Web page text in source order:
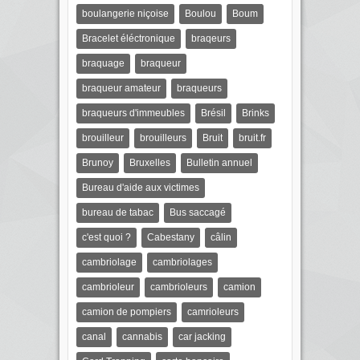
boulangerie niçoise Boulou Boum
Bracelet éléctronique braqeurs
braquage braqueur
braqueur amateur braqueurs
braqueurs d'immeubles Brésil Brinks
brouilleur brouilleurs Bruit bruit.fr
Brunoy Bruxelles Bulletin annuel
Bureau d'aide aux victimes
bureau de tabac Bus saccagé
c'est quoi ? Cabestany câlin
cambriolage cambriolages
cambrioleur cambrioleurs camion
camion de pompiers camrioleurs
canal cannabis car jacking